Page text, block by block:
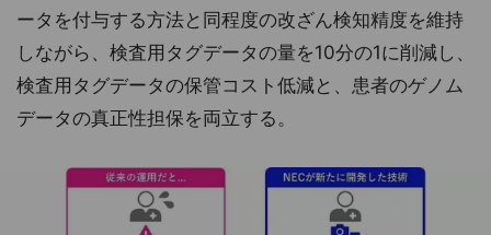
ータを付与する方法と同程度の改ざん検知精度を維持
しながら、検査用タグデータの量を10分の1に削減し、
検査用タグデータの保管コスト低減と、患者のゲノム
データの真正性担保を両立する。